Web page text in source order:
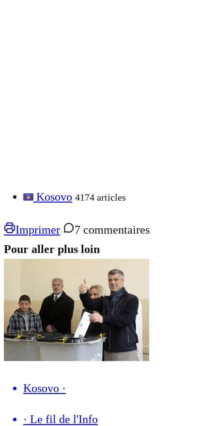
Kosovo 4174 articles
Imprimer
7 commentaires
Pour aller plus loin
Kosovo ·
· Le fil de l'Info